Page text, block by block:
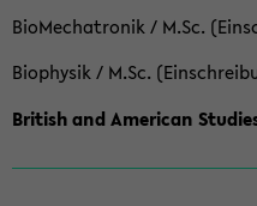
BioMechatronik / M.Sc.
Biophysik / M.Sc.
British and American